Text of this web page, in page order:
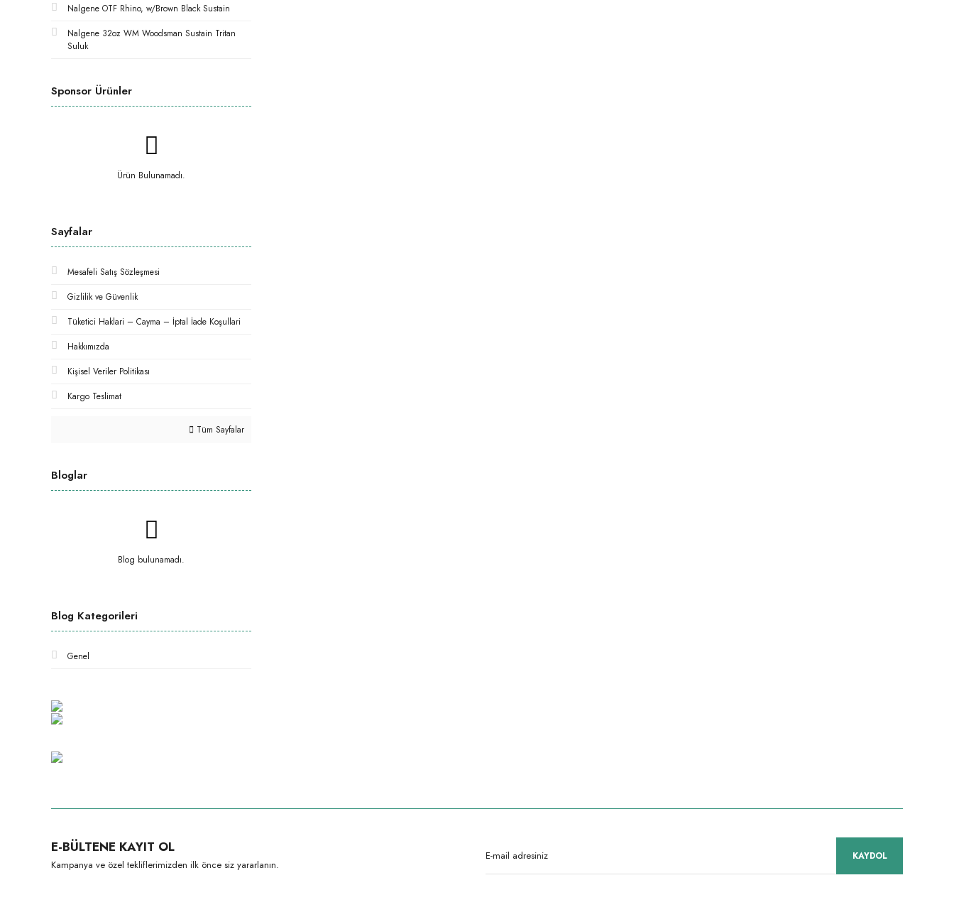
Nalgene OTF Rhino, w/Brown Black Sustain
Nalgene 32oz WM Woodsman Sustain Tritan
Suluk
Sponsor Ürünler
Ürün Bulunamadı.
Sayfalar
Mesafeli Satış Sözleşmesi
Gizlilik ve Güvenlik
Tüketici Haklari – Cayma – İptal İade Koşullari
Hakkımızda
Kişisel Veriler Politikası
Kargo Teslimat
Tüm Sayfalar
Bloglar
Blog bulunamadı.
Blog Kategorileri
Genel
E-BÜLTENE KAYIT OL
Kampanya ve özel tekliflerimizden ilk önce siz yararlanın.
KAYDOL